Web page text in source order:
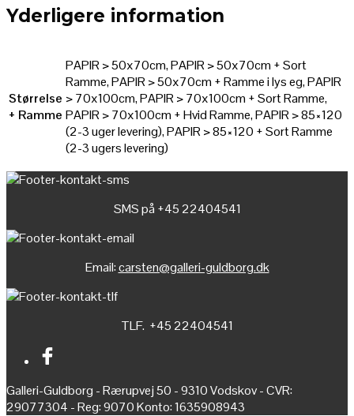
Yderligere information
Størrelse
+ Ramme
PAPIR > 50x70cm, PAPIR > 50x70cm + Sort
Ramme, PAPIR > 50x70cm + Ramme i lys eg, PAPIR
> 70x100cm, PAPIR > 70x100cm + Sort Ramme,
PAPIR > 70x100cm + Hvid Ramme, PAPIR > 85×120
(2-3 uger levering), PAPIR > 85×120 + Sort Ramme
(2-3 ugers levering)
SMS på +45 22404541
Email:carsten@galleri-guldborg.dk
TLF. +45 22404541
Galleri-Guldborg - Rærupvej 50 - 9310 Vodskov - CVR:
29077304 - Reg: 9070 Konto: 1635908943